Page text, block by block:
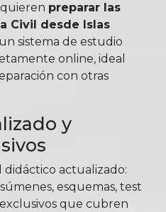
preparar las
Civil desde Islas
sistema de estudio
online, ideal
con otras
y
actualizado:
esquemas, test
que cubren